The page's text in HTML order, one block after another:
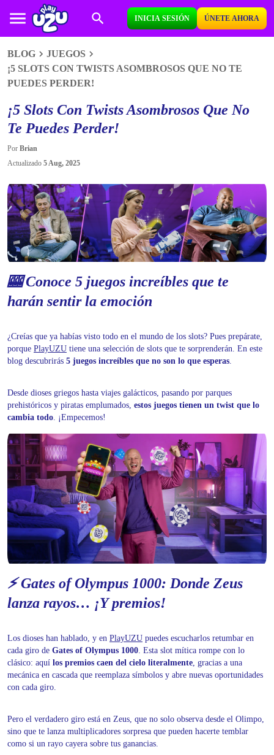
INICIA SESIÓN ÚNETE AHORA
BLOG
JUEGOS
¡5 SLOTS CON TWISTS ASOMBROSOS QUE NO TE
PUEDES PERDER!
¡5 Slots Con Twists Asombrosos Que No
Te Puedes Perder!
Por Brian
Actualizado 5 Aug, 2025
🎰 Conoce 5 juegos increíbles que te
harán sentir la emoción
¿Creías que ya habías visto todo en el mundo de los slots? Pues prepárate,
porque PlayUZU tiene una selección de slots que te sorprenderán. En este
blog descubrirás 5 juegos increíbles que no son lo que esperas.
Desde dioses griegos hasta viajes galácticos, pasando por parques
prehistóricos y piratas emplumados, estos juegos tienen un twist que lo
cambia todo. ¡Empecemos!
⚡ Gates of Olympus 1000: Donde Zeus
lanza rayos… ¡Y premios!
Los dioses han hablado, y en PlayUZU puedes escucharlos retumbar en
cada giro de Gates of Olympus 1000. Esta slot mítica rompe con lo
clásico: aquí los premios caen del cielo literalmente, gracias a una
mecánica en cascada que reemplaza símbolos y abre nuevas oportunidades
con cada giro.
Pero el verdadero giro está en Zeus, que no solo observa desde el Olimpo,
sino que te lanza multiplicadores sorpresa que pueden hacerte temblar
como si un rayo cayera sobre tus ganancias.